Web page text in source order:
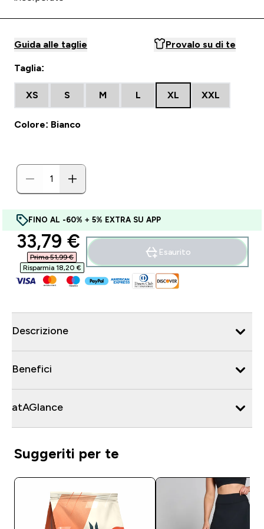
Guida alle taglie Provalo su di te
Taglia:
XS S M L XL XXL
Colore: Bianco
FINO AL -60% + 5% EXTRA SU APP
discounted price
33,79 €‎
Prima 51,99 €‎
Risparmia 18,20 €‎
Esaurito
Descrizione
Benefici
atAGlance
Suggeriti per te